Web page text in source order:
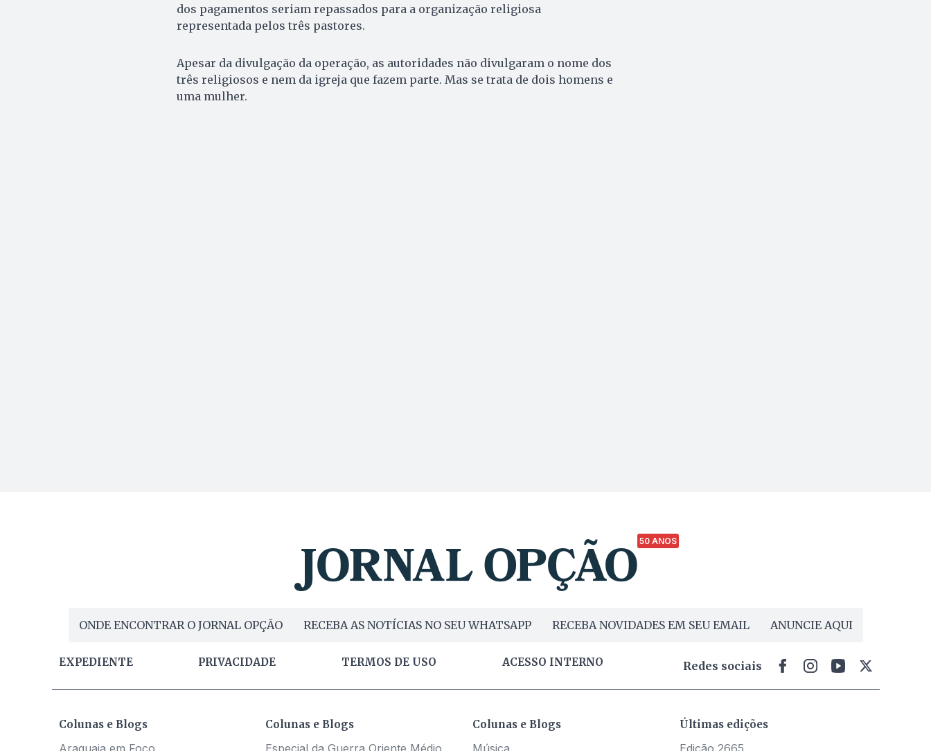
dos pagamentos seriam repassados para a organização religiosa
representada pelos três pastores.
Apesar da divulgação da operação, as autoridades não divulgaram o nome dos
três religiosos e nem da igreja que fazem parte. Mas se trata de dois homens e
uma mulher.
50 ANOS
ONDE ENCONTRAR O JORNAL OPÇÃO RECEBA AS NOTÍCIAS NO SEU WHATSAPP RECEBA NOVIDADES EM SEU EMAIL ANUNCIE AQUI
EXPEDIENTE PRIVACIDADE TERMOS DE USO ACESSO INTERNO Redes sociais
Colunas e Blogs
Araguaia em Foco
Colunas e Blogs
Especial da Guerra Oriente Médio
Colunas e Blogs
Música
Últimas edições
Edição 2665